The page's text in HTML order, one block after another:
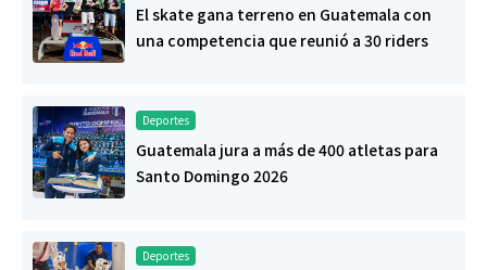
El skate gana terreno en Guatemala con
una competencia que reunió a 30 riders
Deportes
Guatemala jura a más de 400 atletas para
Santo Domingo 2026
Deportes